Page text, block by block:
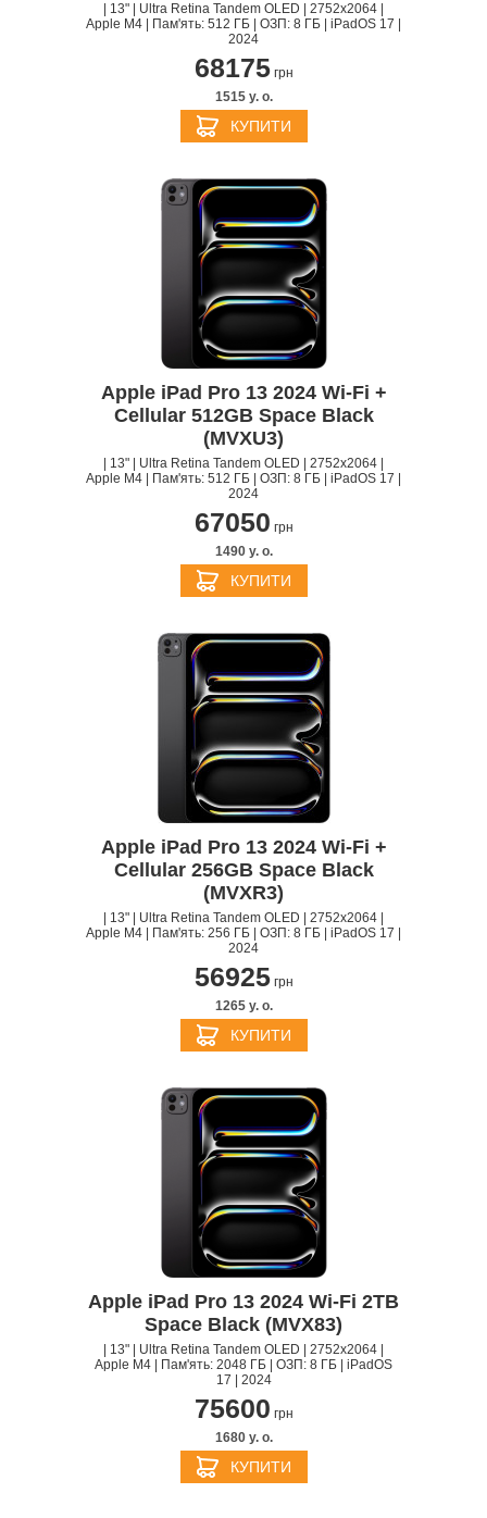
| 13" | Ultra Retina Tandem OLED | 2752x2064 |
Apple M4 | Пам'ять: 512 ГБ | ОЗП: 8 ГБ | iPadOS 17 |
2024
68175грн
1515 y. о.
КУПИТИ
Apple iPad Pro 13 2024 Wi-Fi +
Cellular 512GB Space Black
(MVXU3)
| 13" | Ultra Retina Tandem OLED | 2752x2064 |
Apple M4 | Пам'ять: 512 ГБ | ОЗП: 8 ГБ | iPadOS 17 |
2024
67050 грн
1490 y. о.
КУПИТИ
Apple iPad Pro 13 2024 Wi-Fi +
Cellular 256GB Space Black
(MVXR3)
| 13" | Ultra Retina Tandem OLED | 2752x2064 |
Apple M4 | Пам'ять: 256 ГБ | ОЗП: 8 ГБ | iPadOS 17 |
2024
56925грн
1265 y. о.
КУПИТИ
Apple iPad Pro 13 2024 Wi-Fi 2TB
Space Black (MVX83)
| 13" | Ultra Retina Tandem OLED | 2752x2064 |
Apple M4 | Пам'ять: 2048 ГБ | ОЗП: 8 ГБ | iPadOS
17 | 2024
75600 грн
1680 y. о.
КУПИТИ